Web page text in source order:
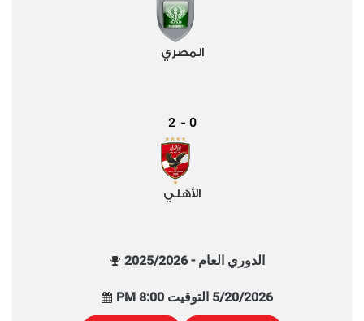
المصري
0
-
2
الأهلي
الدوري العام - 2025/2026
5/20/2026 التوقيت 8:00 PM